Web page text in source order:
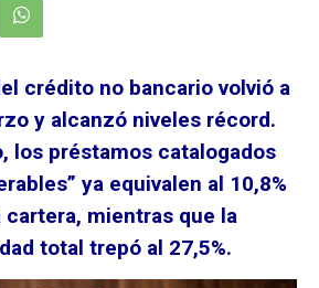
crédito no bancario volvió a
y alcanzó niveles récord.
los préstamos catalogados
ya equivalen al 10,8%
cartera, mientras que la
total trepó al 27,5%.